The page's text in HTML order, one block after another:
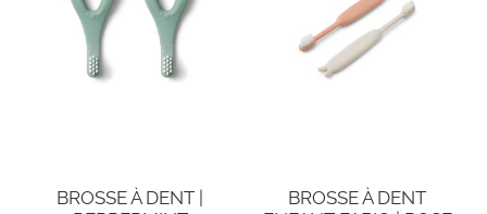
BROSSE À DENT |
BROSSE À DENT